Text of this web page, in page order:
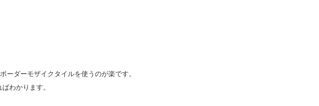
ーダーモザイクタイルを使うのが楽です。
わかります。